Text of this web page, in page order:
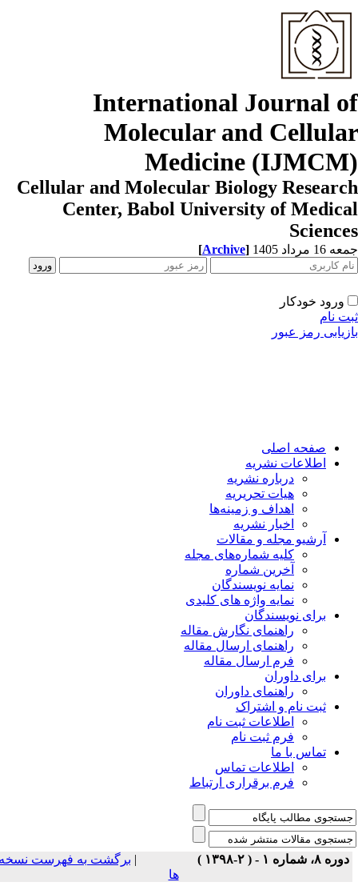
International Journal
Molecular and
Medicine
Cellular and Molecular Biology
Center, Babol University of
مرداد 1405 [Archive]
ورود خودکار
نام
رمز عبور
صفحه اصلی
اطلاعات نشریه
درباره نشریه
هیات تحریریه
اهداف و زمینه‌ها
اخبار نشریه
آرشیو مجله و مقالات
کلیه شماره‌های مجله
آخرین شماره
نمایه نویسندگان
نمایه واژه های کلیدی
برای نویسندگان
راهنمای نگارش مقاله
راهنمای ارسال مقاله
فرم ارسال مقاله
برای داوران
راهنمای داوران
ثبت نام و اشتراک
اطلاعات ثبت نام
فرم ثبت نام
تماس با ما
اطلاعات تماس
فرم برقراری ارتباط
دوره ۸، شماره ۱ - ( ۲-۱۳۹۸ )
برگشت به فهرست نسخه
ها